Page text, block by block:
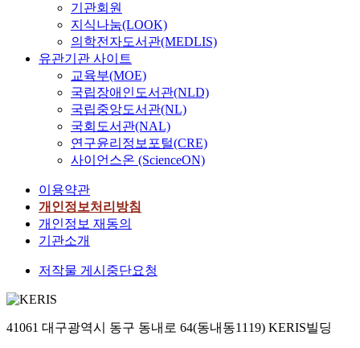
기관회원
지식나눔(LOOK)
의학전자도서관(MEDLIS)
유관기관 사이트
교육부(MOE)
국립장애인도서관(NLD)
국립중앙도서관(NL)
국회도서관(NAL)
연구윤리정보포털(CRE)
사이언스온 (ScienceON)
이용약관
개인정보처리방침
개인정보 재동의
기관소개
저작물 게시중단요청
41061 대구광역시 동구 동내로 64(동내동1119) KERIS빌딩